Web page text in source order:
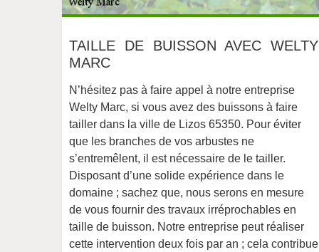
TAILLE DE BUISSON AVEC WELTY
MARC
N’hésitez pas à faire appel à notre entreprise
Welty Marc, si vous avez des buissons à faire
tailler dans la ville de Lizos 65350. Pour éviter
que les branches de vos arbustes ne
s’entremêlent, il est nécessaire de le tailler.
Disposant d’une solide expérience dans le
domaine ; sachez que, nous serons en mesure
de vous fournir des travaux irréprochables en
taille de buisson. Notre entreprise peut réaliser
cette intervention deux fois par an ; cela contribue